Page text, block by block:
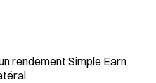
rendement Simple Earn